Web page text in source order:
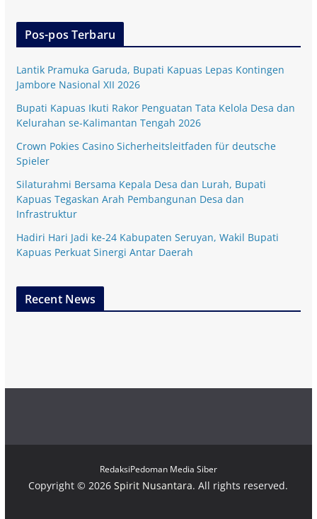
Pos-pos Terbaru
Lantik Pramuka Garuda, Bupati Kapuas Lepas Kontingen
Jambore Nasional XII 2026
Bupati Kapuas Ikuti Rakor Penguatan Tata Kelola Desa dan
Kelurahan se-Kalimantan Tengah 2026
Crown Pokies Casino Sicherheitsleitfaden für deutsche
Spieler
Silaturahmi Bersama Kepala Desa dan Lurah, Bupati
Kapuas Tegaskan Arah Pembangunan Desa dan
Infrastruktur
Hadiri Hari Jadi ke-24 Kabupaten Seruyan, Wakil Bupati
Kapuas Perkuat Sinergi Antar Daerah
Recent News
RedaksiPedoman Media Siber
Copyright © 2026Spirit Nusantara. All rights reserved.